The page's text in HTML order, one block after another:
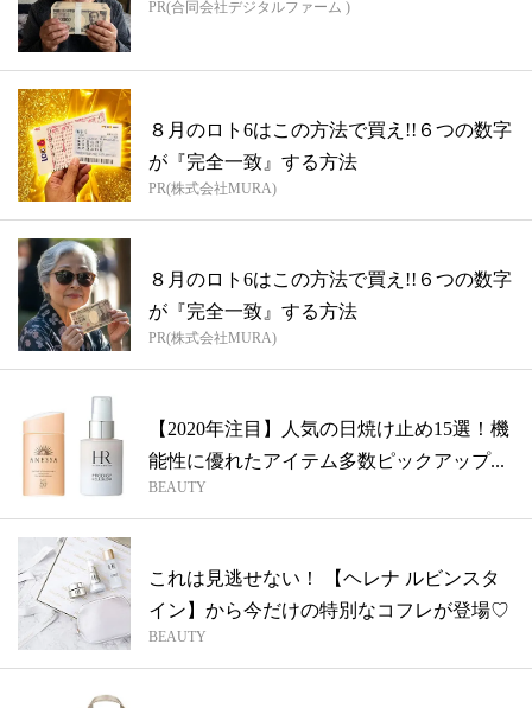
PR(合同会社デジタルファーム )
８月のロト6はこの方法で買え!!６つの数字
が『完全一致』する方法
PR(株式会社MURA)
８月のロト6はこの方法で買え!!６つの数字
が『完全一致』する方法
PR(株式会社MURA)
【2020年注目】人気の日焼け止め15選！機
能性に優れたアイテム多数ピックアップ...
BEAUTY
これは見逃せない！ 【ヘレナ ルビンスタ
イン】から今だけの特別なコフレが登場♡
BEAUTY